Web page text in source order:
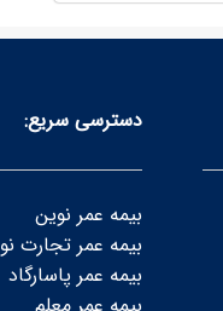
دسترسی سریع:
بیمه عمر نوین
بیمه عمر تجارت نو
بیمه عمر پاسارگاد